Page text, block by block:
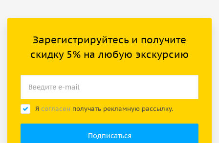
Зарегистрируйтесь и получите
скидку 5% на любую экскурсию
Я согласен получать рекламную рассылку.